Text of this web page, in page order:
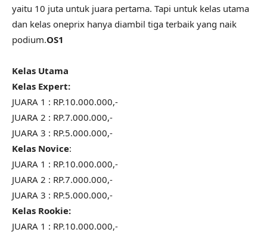
yaitu 10 juta untuk juara pertama. Tapi untuk kelas utama
dan kelas oneprix hanya diambil tiga terbaik yang naik
podium.OS1
Kelas Utama
Kelas Expert:
JUARA 1 : RP.10.000.000,-
JUARA 2 : RP.7.000.000,-
JUARA 3 : RP.5.000.000,-
Kelas Novice:
JUARA 1 : RP.10.000.000,-
JUARA 2 : RP.7.000.000,-
JUARA 3 : RP.5.000.000,-
Kelas Rookie:
JUARA 1 : RP.10.000.000,-